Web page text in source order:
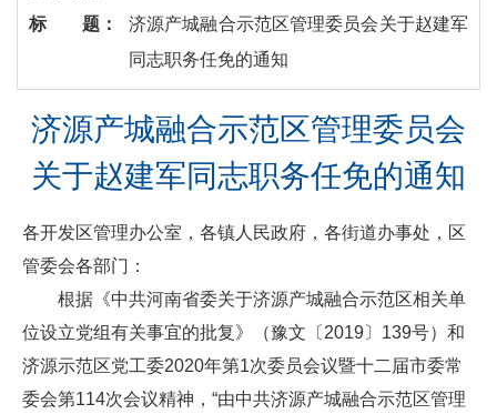
标 题：
济源产城融合示范区管理委员会关于赵建军
同志职务任免的通知
济源产城融合示范区管理委员会
关于赵建军同志职务任免的通知
各开发区管理办公室，各镇人民政府，各街道办事处，区
管委会各部门：
根据《中共河南省委关于济源产城融合示范区相关单
位设立党组有关事宜的批复》（豫文〔2019〕139号）和
济源示范区党工委2020年第1次委员会议暨十二届市委常
委会第114次会议精神，“由中共济源产城融合示范区管理